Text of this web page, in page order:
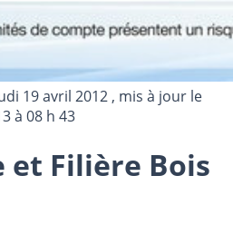
19 avril 2012 , mis à jour le
à 08 h 43
et Filière Bois